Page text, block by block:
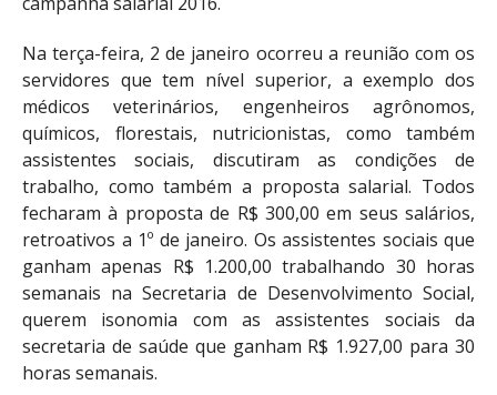
Na terça-feira, 2 de janeiro ocorreu a reunião com os
servidores que tem nível superior, a exemplo dos
médicos veterinários, engenheiros agrônomos,
químicos, florestais, nutricionistas, como também
assistentes sociais, discutiram as condições de
trabalho, como também a proposta salarial. Todos
fecharam à proposta de R$ 300,00 em seus salários,
retroativos a 1º de janeiro. Os assistentes sociais que
ganham apenas R$ 1.200,00 trabalhando 30 horas
semanais na Secretaria de Desenvolvimento Social,
querem isonomia com as assistentes sociais da
secretaria de saúde que ganham R$ 1.927,00 para 30
horas semanais.